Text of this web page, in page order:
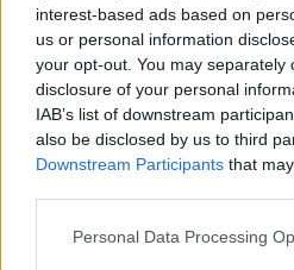
interest-based ads based on
us or personal information
your opt-out. You may separately
disclosure of your personal
IAB’s list of downstream
also be disclosed by us to third
Downstream Participants that
Please note that this website/app
Personal Data Processing